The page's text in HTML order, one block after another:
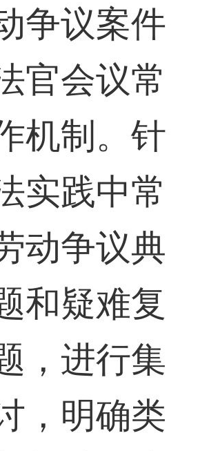
争议案件
官会议常
机制。针
实践中常
动争议典
和疑难复
，进行集
，明确类